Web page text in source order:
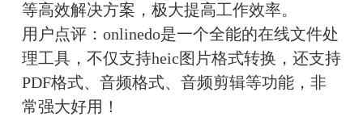
等高效解决方案，极大提高工作效率。
用户点评： onlinedo是一个全能的在线文件处
理工具，不仅支持heic图片格式转换，还支持
PDF格式、音频格式、音频剪辑等功能，非
常强大好用！